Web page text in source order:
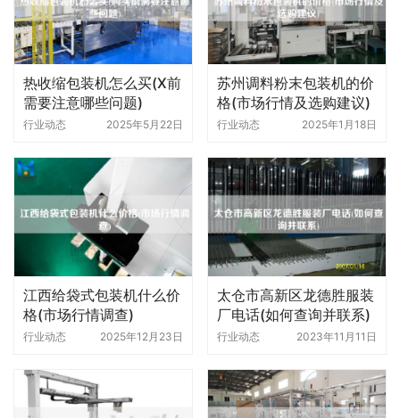
热收缩包装机怎么买(X前
需要注意哪些问题)
行业动态 2025年5月22日
苏州调料粉末包装机的价
格(市场行情及选购建议)
行业动态 2025年1月18日
江西给袋式包装机什么价
格(市场行情调查)
行业动态 2025年12月23日
太仓市高新区龙德胜服装
厂电话(如何查询并联系)
行业动态 2023年11月11日